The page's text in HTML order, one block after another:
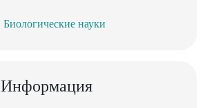
Биологические науки
Информация